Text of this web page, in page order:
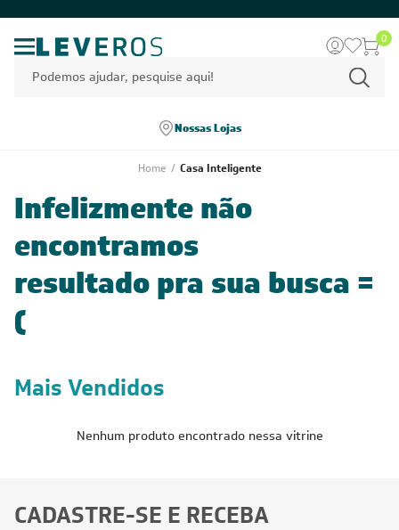
0
Nossas Lojas
Home / Casa Inteligente
Infelizmente não
encontramos
resultado pra sua busca =
(
Mais Vendidos
Nenhum produto encontrado nessa vitrine
CADASTRE-SE E RECEBA